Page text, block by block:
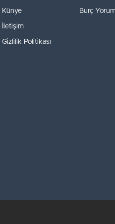
Künye
İletişim
Gizlilik Politikası
Burç